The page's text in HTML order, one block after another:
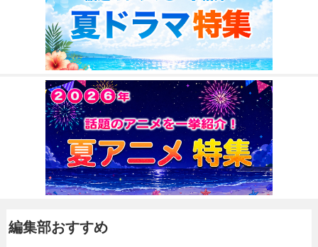
編集部おすすめ